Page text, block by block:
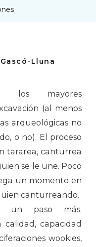
Lluna
los mayores
(al menos
arqueológicas no
o no). El proceso
tararea, canturrea
se le une. Poco
un momento en
canturreando.
un paso más.
capacidad
wookies,